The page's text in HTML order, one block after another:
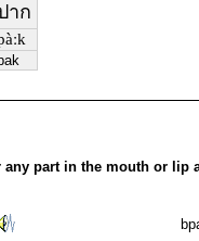
าก
any part in the mouth or lip